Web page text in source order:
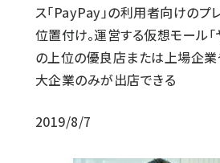
ス「PayPay」の利用者向けのプ
位置付け。運営する仮想モール「
の上位の優良店または上場企
大企業のみが出店できる
2019/8/7